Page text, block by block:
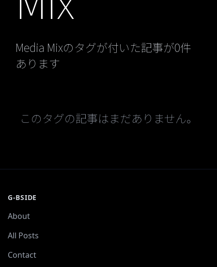
Media Mixのタグが付いた記事が0件
あります
このタグの記事はまだありません。
G-BSIDE
About
All Posts
Contact